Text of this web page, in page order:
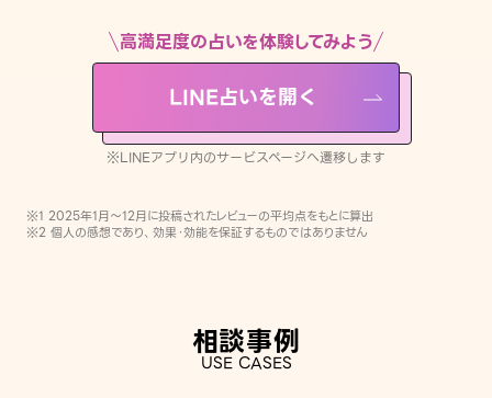
※LINEアプリ内のサービスページへ遷移します
高満足度の占いを体験してみよう
LINE占いを開く
※LINEアプリ内のサービスページへ遷移します
※1 2025年1月〜12月に投稿されたレビューの平均点をもとに算出
※2 個人の感想であり、効果・効能を保証するものではありません
相談事例
USE CASES